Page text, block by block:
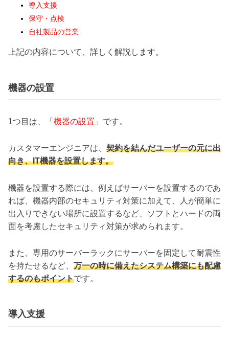
導入支援
保守・点検
自社製品の営業
上記の内容について、詳しく解説します。
機器の設置
1つ目は、「 機器の設置 」です。
カスタマーエンジニアは、 契約を結んだユーザーの元に出
向き、IT機器を設置します。
機器を設置する際には、例えばサーバーを設置するのであ
れば、機器内部のセキュリティ対策に加えて、人が簡単に
出入りできない場所に設置するなど、ソフトとハードの両
面を考慮したセキュリティ対策が求められます。
また、専用のサーバーラックにサーバーを固定して耐震性
を持たせるなど、 万一の時に備えたシステム構築にも配慮
するのもポイントです。
導入支援